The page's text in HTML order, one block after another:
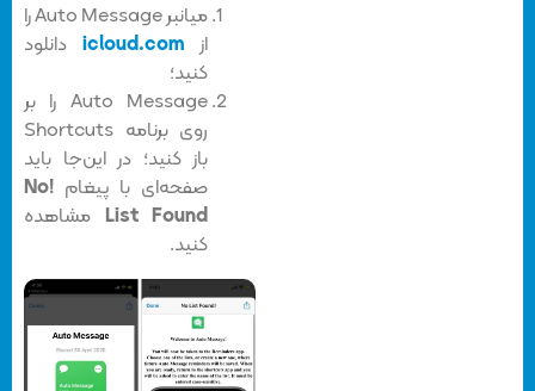
میانبر Auto Message را
icloud.com دانلود
کنید؛
Auto Message را بر
روی برنامه‌ Shortcuts
باز کنید؛ در این‌جا باید
صفحه‌ای با پیغام!
No
List Found
مشاهده
کنید.